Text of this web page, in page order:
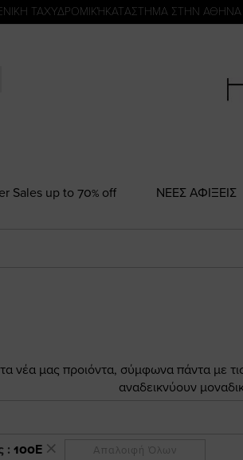
ΤΑΧΥΔΡΟΜΙΚΉKATΑΣΤΗΜΑ ΣΤΗΝ
Sales up to 70% off NΕΕΣ ΑΦΙΞΕΙΣ
νέα μας προιόντα, σύμφωνα πάντα με
αναδεικνύουν
: 100E Απαλοιφή Όλων
Αναζήτηση